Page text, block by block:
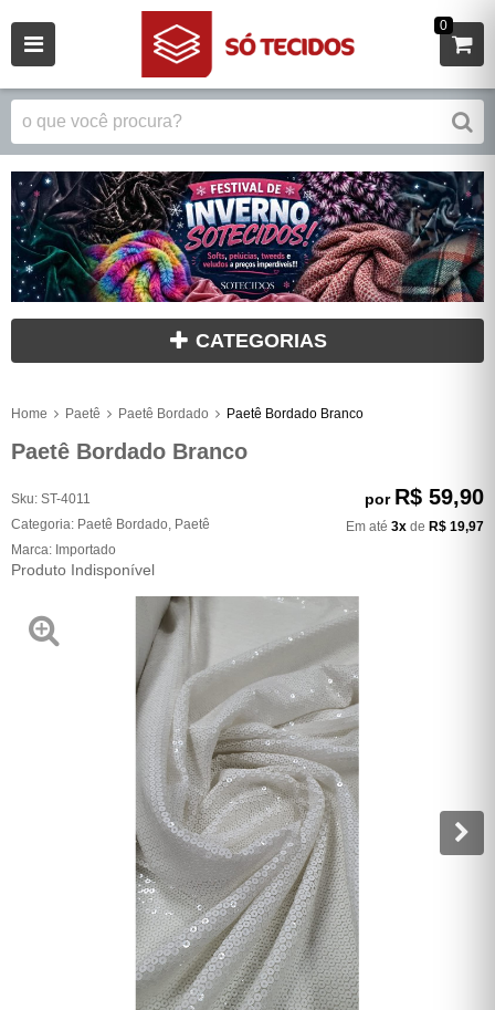
0
CATEGORIAS
Home Paetê Paetê Bordado Paetê Bordado Branco
Paetê Bordado Branco
Sku: ST-4011
Categoria: Paetê Bordado Paetê
Marca: Importado
Produto Indisponível
por R$ 59,90
Em até 3x de R$ 19,97